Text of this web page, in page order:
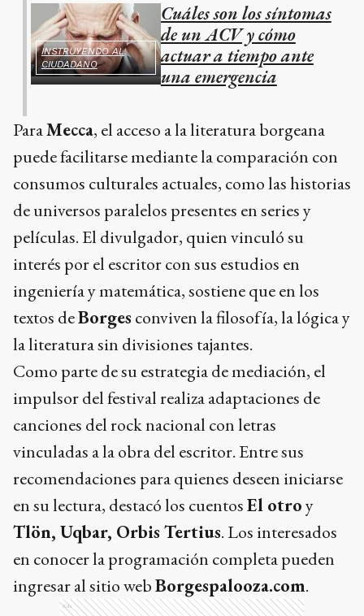
INSTRUYENDO AL
CIUDADANO
Cuáles son los síntomas
de un ACV y cómo
actuar a tiempo ante
una emergencia
ParaMecca, el acceso a la literatura borgeana
puede facilitarse mediante la comparación con
consumos culturales actuales, como las historias
de universos paralelos presentes en series y
películas. El divulgador, quien vinculó su
interés por el escritor con sus estudios en
ingeniería y matemática, sostiene que en los
textos deBorges conviven la filosofía, la lógica y
la literatura sin divisiones tajantes.
Como parte de su estrategia de mediación, el
impulsor del festival realiza adaptaciones de
canciones del rock nacional con letras
vinculadas a la obra del escritor. Entre sus
recomendaciones para quienes deseen iniciarse
en su lectura, destacó los cuentosEl otroy
Tlön, Uqbar, Orbis Tertius. Los interesados
en conocer la programación completa pueden
ingresar al sitio webBorgespalooza.com.
Ads